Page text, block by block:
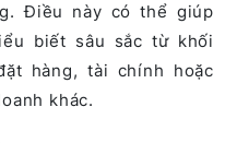
Điều này có thể giúp
biết sâu sắc từ khối
hàng, tài chính hoặc
khác.